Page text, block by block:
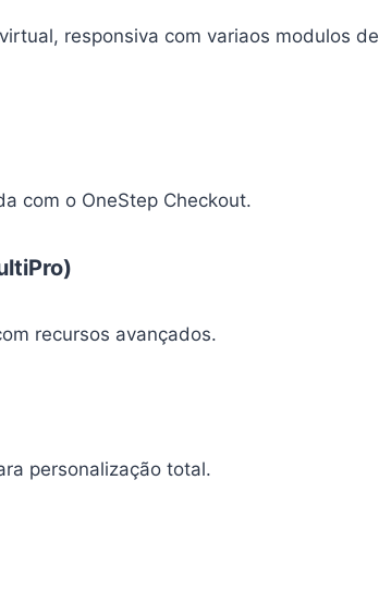
responsiva com variaos modulos de
com o OneStep Checkout.
recursos avançados.
personalização total.